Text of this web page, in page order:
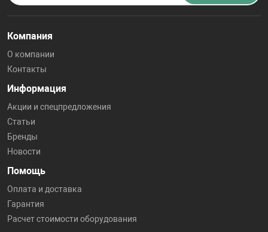
Компания
О компании
Контакты
Информация
Акции и спецпредложения
Статьи
Бренды
Новости
Помощь
Оплата и доставка
Гарантия
Расчет стоимости оборудования